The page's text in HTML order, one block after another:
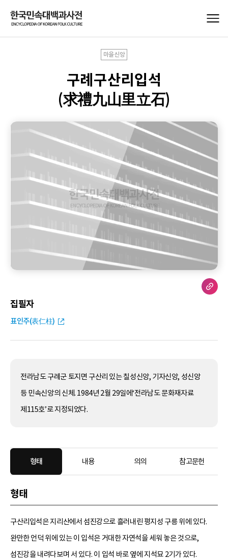
마을신앙
구례구산리입석
(求禮九山里立石)
집필자
표인주(表仁柱)
전라남도 구례군 토지면 구산리 있는 칠성신앙, 기자신앙, 성신앙
등 민속신앙의 신체. 1984년 2월 29일에‘전라남도 문화재자료
제115호’로 지정되었다.
형태 내용 의의 참고문헌
형태
구산리입석은 지리산에서 섬진강으로 흘러내린 평지성 구릉 위에 있다.
완만한 언덕 위에 있는 이 입석은 거대한 자연석을 세워 놓은 것으로,
섬진강을 내려다보며 서 있다. 이 입석 바로 옆에 지석묘 2기가 있다.